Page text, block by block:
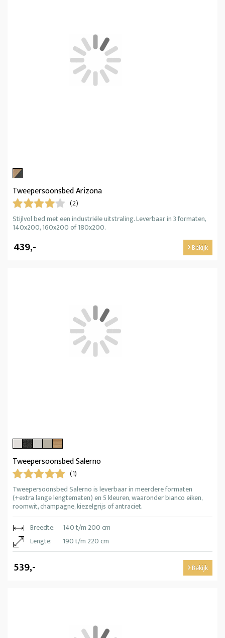
Tweepersoonsbed Arizona
(2)
Stijlvol bed met een industriële uitstraling. Leverbaar in 3 formaten,
140x200, 160x200 of 180x200.
439,- Bekijk
Tweepersoonsbed Salerno
(1)
Tweepersoonsbed Salerno is leverbaar in meerdere formaten
(+extra lange lengtematen) en 5 kleuren, waaronder bianco eiken,
roomwit, champagne, kiezelgrijs of antraciet.
Breedte:
140 t/m 200 cm
Lengte:
190 t/m 220 cm
539,- Bekijk